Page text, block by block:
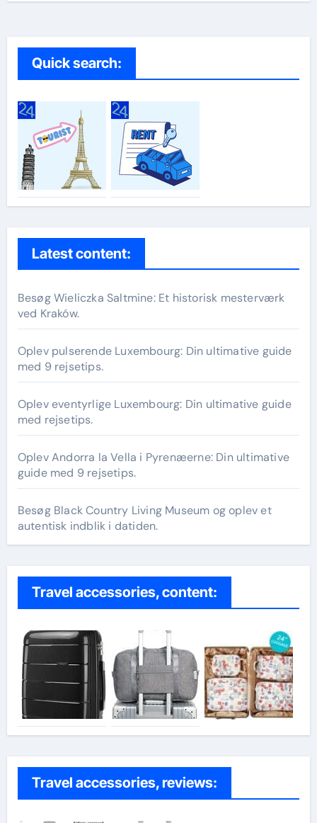
Quick search:
Latest content:
Besøg Wieliczka Saltmine: Et historisk mesterværk
ved Kraków.
Oplev pulserende Luxembourg: Din ultimative guide
med 9 rejsetips.
Oplev eventyrlige Luxembourg: Din ultimative guide
med rejsetips.
Oplev Andorra la Vella i Pyrenæerne: Din ultimative
guide med 9 rejsetips.
Besøg Black Country Living Museum og oplev et
autentisk indblik i datiden.
Travel accessories, content:
Travel accessories, reviews: